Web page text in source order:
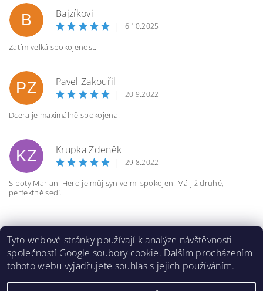
B
Bajzíkovi
|
6.10.2025
Zatím velká spokojenost.
PZ
Pavel Zakouřil
|
20.9.2022
Dcera je maximálně spokojena.
KZ
Krupka Zdeněk
|
29.8.2022
S boty Mariani Hero je můj syn velmi spokojen. Má již druhé,
perfektně sedí.
2026 ©Inlinespeed.cz, všechna práva vyhrazena
Tyto webové stránky používají k analýze návštěvnosti
společností Google soubory cookie. Dalším procházením
tohoto webu vyjadřujete souhlas s jejich používáním.